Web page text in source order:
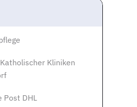
Kliniken
Post DHL